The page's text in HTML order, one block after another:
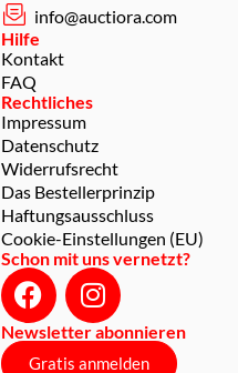
info@auctiora.com
Hilfe
Kontakt
FAQ
Rechtliches
Impressum
Datenschutz
Widerrufsrecht
Das Bestellerprinzip
Haftungsausschluss
Cookie-Einstellungen (EU)
Schon mit uns vernetzt?
Newsletter abonnieren
Gratis anmelden